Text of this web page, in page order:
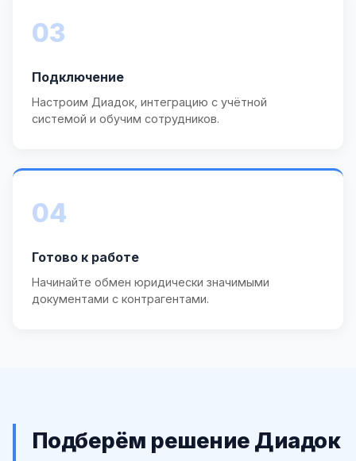
03
Подключение
Настроим Диадок, интеграцию с учётной
системой и обучим сотрудников.
04
Готово к работе
Начинайте обмен юридически значимыми
документами с контрагентами.
Подберём решение Диадок